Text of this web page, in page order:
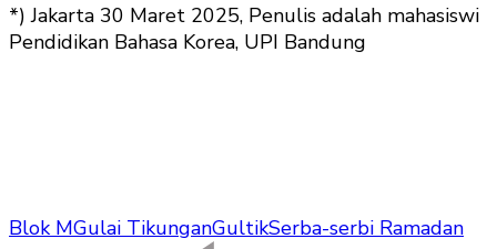
*) Jakarta 30 Maret 2025, Penulis adalah mahasiswi
Pendidikan Bahasa Korea, UPI Bandung
Blok MGulai TikunganGultikSerba-serbi Ramadan